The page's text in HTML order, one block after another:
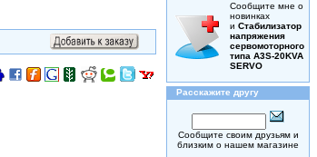
Сообщите мне о
новинках
и Стабилизатор
напряжения
сервомоторного
типа A3S-20KVA
SERVO
Расскажите другу
Сообщите своим друзьям и
близким о нашем магазине